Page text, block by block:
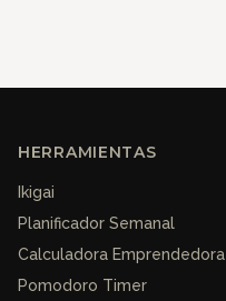
HERRAMIENTAS
Ikigai
Planificador Semanal
Calculadora Emprendedora
Pomodoro Timer